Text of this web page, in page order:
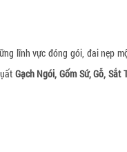
lĩnh vực đóng gói, đai nẹp
Gạch Ngói, Gốm Sứ, Gỗ,